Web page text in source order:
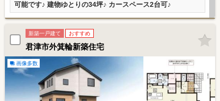
可能です♪ 建物ゆとりの34坪♪ カースペース2台可♪
新築一戸建て おすすめ
君津市外箕輪新築住宅
画像多数